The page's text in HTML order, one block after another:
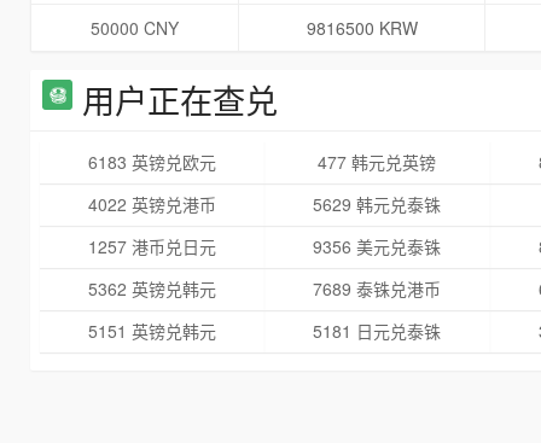
50000 CNY
9816500 KRW
用户正在查兑
6183 英镑兑欧元 477 韩元兑英镑
4022 英镑兑港币
5629 韩元兑泰铢
1257 港币兑日元
9356 美元兑泰铢
5362 英镑兑韩元
7689 泰铢兑港币
5151 英镑兑韩元
5181 日元兑泰铢